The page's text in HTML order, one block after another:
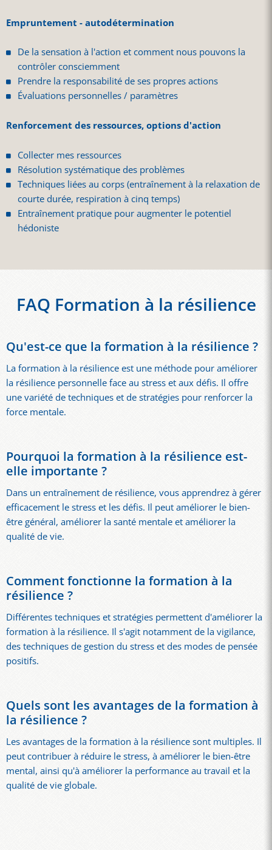
Empruntement - autodétermination
De la sensation à l'action et comment nous pouvons la
contrôler consciemment
Prendre la responsabilité de ses propres actions
Évaluations personnelles / paramètres
Renforcement des ressources, options d'action
Collecter mes ressources
Résolution systématique des problèmes
Techniques liées au corps (entraînement à la relaxation de
courte durée, respiration à cinq temps)
Entraînement pratique pour augmenter le potentiel
hédoniste
FAQ Formation à la résilience
Qu'est-ce que la formation à la résilience ?
La formation à la résilience est une méthode pour améliorer
la résilience personnelle face au stress et aux défis. Il offre
une variété de techniques et de stratégies pour renforcer la
force mentale.
Pourquoi la formation à la résilience est-
elle importante ?
Dans un entraînement de résilience, vous apprendrez à gérer
efficacement le stress et les défis. Il peut améliorer le bien-
être général, améliorer la santé mentale et améliorer la
qualité de vie.
Comment fonctionne la formation à la
résilience ?
Différentes techniques et stratégies permettent d'améliorer la
formation à la résilience. Il s'agit notamment de la vigilance,
des techniques de gestion du stress et des modes de pensée
positifs.
Quels sont les avantages de la formation à
la résilience ?
Les avantages de la formation à la résilience sont multiples. Il
peut contribuer à réduire le stress, à améliorer le bien-être
mental, ainsi qu'à améliorer la performance au travail et la
qualité de vie globale.